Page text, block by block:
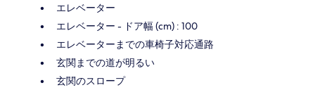
エレベーター
エレベーター - ドア幅 (cm) : 100
エレベーターまでの車椅子対応通路
玄関までの道が明るい
玄関のスロープ